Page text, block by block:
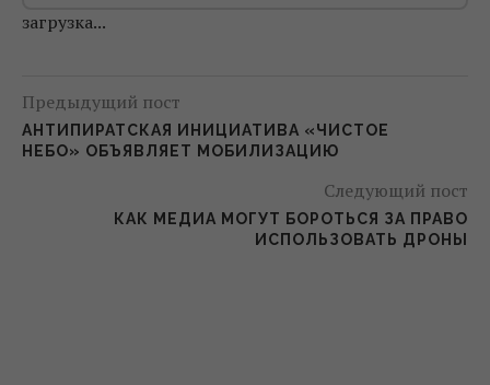
загрузка...
Предыдущий пост
АНТИПИРАТСКАЯ ИНИЦИАТИВА «ЧИСТОЕ
НЕБО» ОБЪЯВЛЯЕТ МОБИЛИЗАЦИЮ
Следующий пост
КАК МЕДИА МОГУТ БОРОТЬСЯ ЗА ПРАВО
ИСПОЛЬЗОВАТЬ ДРОНЫ